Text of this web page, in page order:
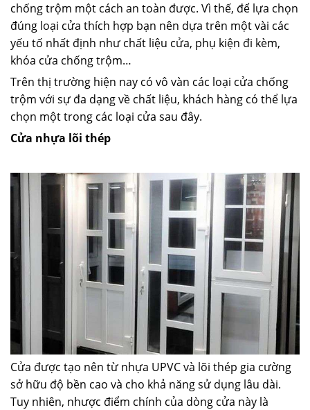
chống trộm một cách an toàn được. Vì thế, để lựa chọn
đúng loại cửa thích hợp bạn nên dựa trên một vài các
yếu tố nhất định như chất liệu cửa, phụ kiện đi kèm,
khóa cửa chống trộm…
Trên thị trường hiện nay có vô vàn các loại cửa chống
trộm với sự đa dạng về chất liệu, khách hàng có thể lựa
chọn một trong các loại cửa sau đây.
Cửa nhựa lõi thép
Cửa được tạo nên từ nhựa UPVC và lõi thép gia cường
sở hữu độ bền cao và cho khả năng sử dụng lâu dài.
Tuy nhiên, nhược điểm chính của dòng cửa này là